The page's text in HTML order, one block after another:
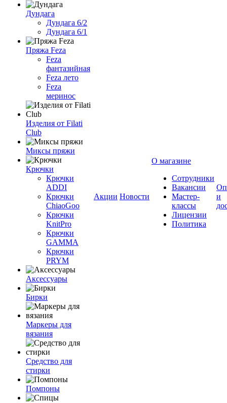
Дундага
Дундага 6/2
Дундага 6/1
Пряжа Feza
Feza
фантазийная
Feza лето
Feza
меринос
Изделия от Filati
Club
Миксы пряжи
Крючки
Крючки
ADDI
Крючки
ChiaoGoo
Крючки
KnitPro
Крючки
GAMMA
Крючки
PRYM
Аксессуары
Бирки
Маркеры для
вязания
Средство для
стирки
Помпоны
Акции Новости
О магазине
Сотрудники
Вакансии
Мастер-
классы
Лицензии
Политика
и